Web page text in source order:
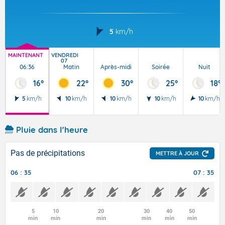
5 km/h
MAINTENANT
06:36
16°
5 km/h
VENDREDI
07
Matin
22°
10 km/h
Après-midi
30°
10 km/h
Soirée
25°
10 km/h
Nuit
18°
10 km/h
Pluie dans l'heure
Pas de précipitations METTRE À JOUR
06 : 35 07 : 35
5
min
10
min
20
min
30
min
40
min
50
min